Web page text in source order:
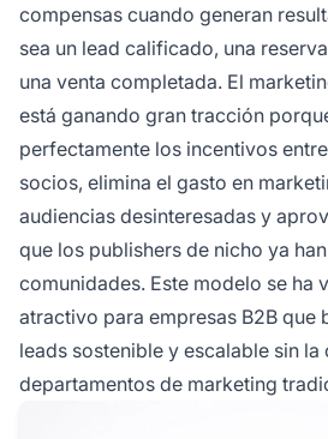
compensas cuando generan
sea un lead calificado, una
una venta completada. El
está ganando gran tracción
perfectamente los incentivos
socios, elimina el gasto en
audiencias desinteresadas y
que los publishers de nicho ya
comunidades. Este modelo se ha
atractivo para empresas B2B que
leads sostenible y escalable sin la
departamentos de marketing